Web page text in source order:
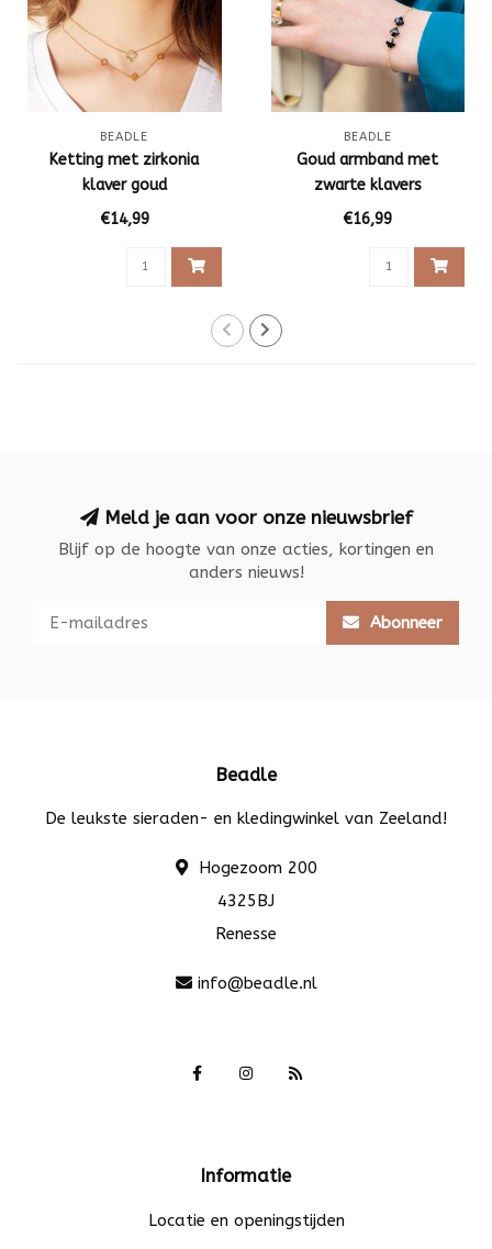
BEADLE
Ketting met zirkonia
klaver goud
€14,99
BEADLE
Goud armband met
zwarte klavers
€16,99
Meld je aan voor onze nieuwsbrief
Blijf op de hoogte van onze acties, kortingen en
anders nieuws!
Abonneer
Beadle
De leukste sieraden- en kledingwinkel van Zeeland!
Hogezoom 200
4325BJ
Renesse
info@beadle.nl
Informatie
Locatie en openingstijden